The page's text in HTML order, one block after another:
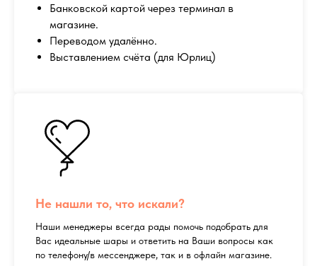
Банковской картой через терминал в
магазине.
Переводом удалённо.
Выставлением счёта (для Юрлиц)
Не нашли то, что искали?
Наши менеджеры всегда рады помочь подобрать для
Вас идеальные шары и ответить на Ваши вопросы как
по телефону/в мессенджере, так и в офлайн магазине.